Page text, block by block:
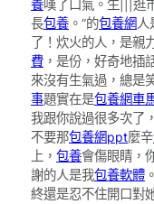
養嘆了口氣。生|||逛
長包養 。”的包養網人
了！炊火的人，是親
費 ，是份，好奇地插
來沒有生氣過，總是
事題實在是包養網車
我跟你說過很多次了
不要那包養網ppt麼辛
上， 包養會傷眼睛，
謝的人是我包養軟體
終還是忍不住開口對